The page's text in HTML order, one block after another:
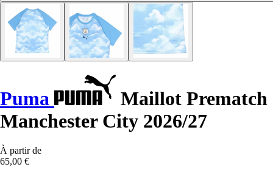
Puma
Maillot Prematch
Manchester City 2026/27
À partir de
65,00 €